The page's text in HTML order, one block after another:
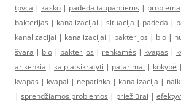
tpvca | kasko | padeda taupantiems | problema
bakterijas | kanalizacijai | situacija | padeda |
kanalizacijai | kanalizacijai | bakterijos | bio |
švara | bio | bakterijos | renkamės | kvapas |
ar kenkia | kaip atsikratyti | patarimai | kokybė |
kvapas | kvapai | nepatinka | kanalizacija |
| sprendžiamos problemos | priežiūrai |